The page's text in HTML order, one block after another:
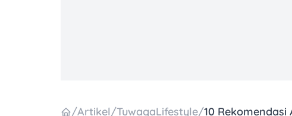
/Artikel/TuwagaLifestyle/